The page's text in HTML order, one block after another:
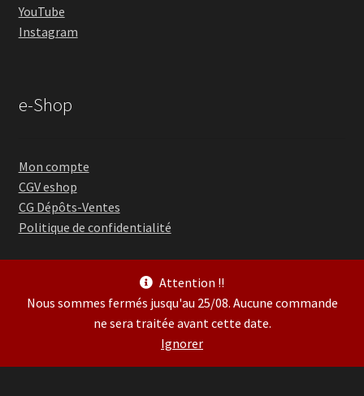
Attention !!
Nous sommes fermés jusqu'au 25/08. Aucune commande
ne sera traitée avant cette date.
Ignorer
YouTube
Instagram
e-Shop
Mon compte
CGV eshop
CG Dépôts-Ventes
Politique de confidentialité
© Guitare Village 2026